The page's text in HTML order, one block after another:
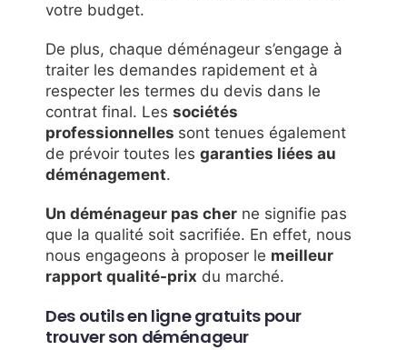
votre budget.
De plus, chaque déménageur s’engage à
traiter les demandes rapidement et à
respecter les termes du devis dans le
contrat final. Les sociétés
professionnelles sont tenues également
de prévoir toutes les garanties liées au
déménagement.
Un déménageur pas cher ne signifie pas
que la qualité soit sacrifiée. En effet, nous
nous engageons à proposer le meilleur
rapport qualité-prix du marché.
Des outils en ligne gratuits pour
trouver son déménageur